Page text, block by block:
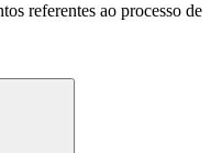
referentes ao processo de